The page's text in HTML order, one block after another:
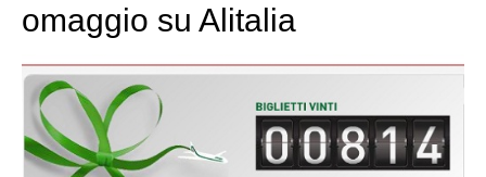
omaggio su Alitalia